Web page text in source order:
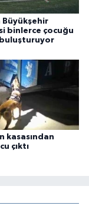
Büyükşehir
binlerce çocuğu
kasasından
çıktı